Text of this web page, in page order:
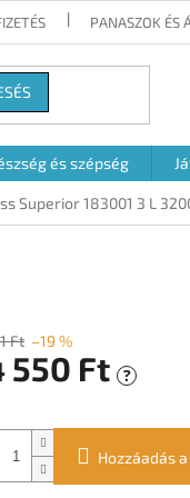
PANASZOK ÉS
és szépség
Superior 183001 3 L
Ft –19 %
550 Ft ?
Hozzáadás